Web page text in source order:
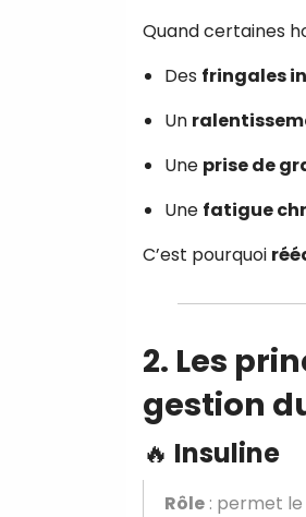
Quand certaines
Des fringales
Un
Une prise de
Une fatigue
C’est pourquoi
2. Les
gestion
🔥 Insuline
Rôle : permet